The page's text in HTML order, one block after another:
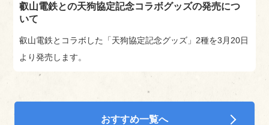
叡山電鉄との天狗協定記念コラボグッズの発売につ
いて
叡山電鉄とコラボした「天狗協定記念グッズ」2種を3月20日
より発売します。
おすすめ一覧へ